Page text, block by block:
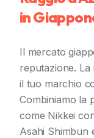
in
Il mercato
reputazione.
il tuo marchio
Combiniamo la
come Nikkei
Asahi Shimbun